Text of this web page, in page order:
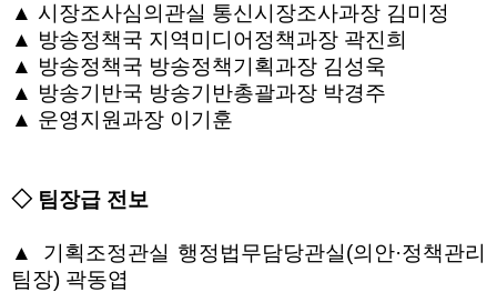
▲ 시장조사심의관실 통신시장조사과장 김미정
▲ 방송정책국 지역미디어정책과장 곽진희
▲ 방송정책국 방송정책기획과장 김성욱
▲ 방송기반국 방송기반총괄과장 박경주
▲ 운영지원과장 이기훈
◇ 팀장급 전보
▲ 기획조정관실 행정법무담당관실(의안·정책관리
팀장) 곽동엽